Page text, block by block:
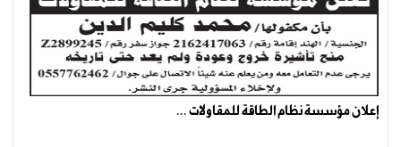
إعلان مؤسسة نظام الطاقة للمقاولات ...